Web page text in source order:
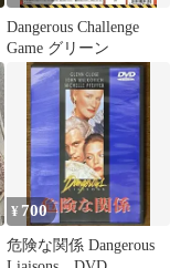
Dangerous Challenge
Game グリーン
¥ 700
危険な関係 Dangerous